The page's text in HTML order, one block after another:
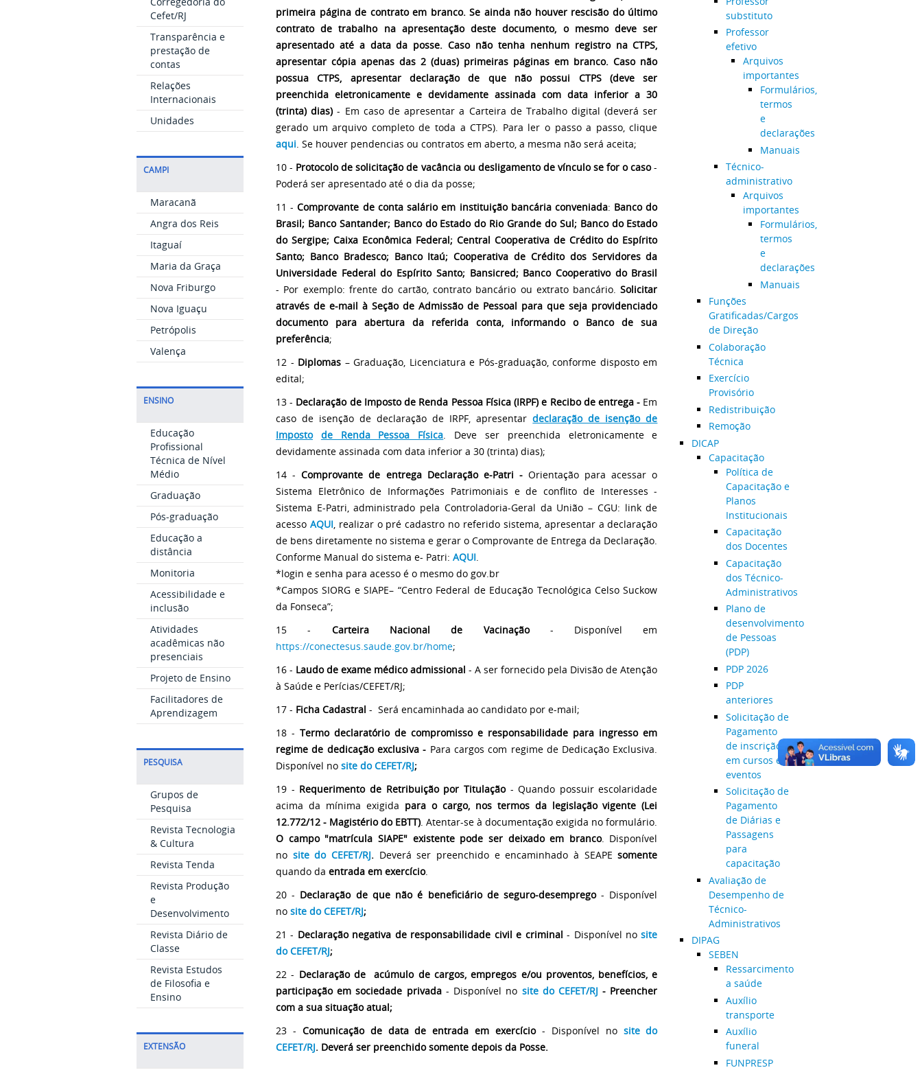
Cefet/RJ
Transparência e
prestação de
contas
Relações
Internacionais
Unidades
CAMPI
Maracanã
Angra dos Reis
Itaguaí
Maria da Graça
Nova Friburgo
Nova Iguaçu
Petrópolis
Valença
ENSINO
Educação
Profissional
Técnica de Nível
Médio
Graduação
Pós-graduação
Educação a
distância
Monitoria
Acessibilidade e
inclusão
Atividades
acadêmicas não
presenciais
Projeto de Ensino
Facilitadores de
Aprendizagem
PESQUISA
Grupos de
Pesquisa
Revista Tecnologia
& Cultura
Revista Tenda
Revista Produção
e
Desenvolvimento
Revista Diário de
Classe
Revista Estudos
de Filosofia e
Ensino
EXTENSÃO
primeira página de contrato em branco. Se ainda não houver rescisão do último
contrato de trabalho na apresentação deste documento, o mesmo deve ser
apresentado até a data da posse. Caso não tenha nenhum registro na CTPS,
apresentar cópia apenas das 2 (duas) primeiras páginas em branco. Caso não
possua CTPS, apresentar declaração de que não possui CTPS (deve ser
preenchida eletronicamente e devidamente assinada com data inferior a 30
(trinta) dias)- Em caso de apresentar a Carteira de Trabalho digital (deverá ser
gerado um arquivo completo de toda a CTPS). Para ler o passo a passo, clique
aqui. Se houver pendencias ou contratos em aberto, a mesma não será aceita;
10 - Protocolo de solicitação de vacância ou desligamento de vínculo se for o caso-
Poderá ser apresentado até o dia da posse;
11 -Comprovante de conta­ salário em instituição bancária conveniada: Banco do
Brasil; Banco Santander; Banco do Estado do Rio Grande do Sul; Banco do Estado
do Sergipe; Caixa Econômica Federal; Central Cooperativa de Crédito do Espírito
Santo; Banco Bradesco; Banco Itaú; Cooperativa de Crédito dos Servidores da
Universidade Federal do Espírito Santo; Bansicred; Banco Cooperativo do Brasil
- Por exemplo: frente do cartão, contrato bancário ou extrato bancário.Solicitar
através de e-mail à Seção de Admissão de Pessoal para que seja providenciado
documento para abertura da referida conta, informando o Banco de sua
preferência;
12 - Diplomas – Graduação, Licenciatura e Pós-­graduação, conforme disposto em
edital;
13 - Declaração de Imposto de Renda Pessoa Física (IRPF) e Recibo de entrega - Em
caso de isenção de declaração de IRPF, apresentardeclaração de isenção de
Imposto
de Renda Pessoa Física. Deve ser preenchida eletronicamente e
devidamente assinada com data inferior a 30 (trinta) dias);
14 -Comprovante de entrega Declaração e­-Patri -Orientação para acessar o
Sistema Eletrônico de Informações Patrimoniais e de conﬂito de Interesses ­
Sistema E­-Patri, administrado pela Controladoria-­Geral da União – CGU: link de
acesso AQUI, realizar o pré cadastro no referido sistema, apresentar a declaração
de bens diretamente no sistema e gerar o Comprovante de Entrega da Declaração.
Conforme Manual do sistema e- ­Patri: AQUI.
*login e senha para acesso é o mesmo do gov.br
*Campos SIORG e SIAPE– “Centro Federal de Educação Tecnológica Celso Suckow
da Fonseca”;
15 - Carteira Nacional de Vacinação- Disponível em
https://conectesus.saude.gov.br/home;
16 - Laudo de exame médico admissional - A ser fornecido pela Divisão de Atenção
à Saúde e Perícias/CEFET/RJ;
17 - Ficha Cadastral - Será encaminhada ao candidato por e-mail;
18 -Termo declaratório de compromisso e responsabilidade para ingresso em
regime de dedicação exclusiva - Para cargos com regime de Dedicação Exclusiva.
Disponível no site do CEFET/RJ;
19 - Requerimento de Retribuição por Titulação- Quando possuir escolaridade
acima da mínima exigida para o cargo, nos termos da legislação vigente (Lei
12.772/12 - Magistério do EBTT). Atentar-­se à documentação exigida no formulário.
O campo "matrícula SIAPE" existente pode ser deixado em branco. Disponível
no site do CEFET/RJ. Deverá ser preenchido e encaminhado à SEAPEsomente
quando da entrada em exercício.
20 - Declaração de que não é beneficiário de seguro-­desemprego- Disponível
no site do CEFET/RJ;
21 - Declaração negativa de responsabilidade civil e criminal- Disponível no site
do CEFET/RJ;
22 - Declaração de acúmulo de cargos, empregos e/ou proventos, benefícios, e
participação em sociedade privada- Disponível no site do CEFET/RJ - Preencher
com a sua situação atual;
23 - Comunicação de data de entrada em exercício- Disponível no site do
CEFET/RJ. Deverá ser preenchido somente depois da Posse.
substituto
Professor
efetivo
Arquivos
importantes
Formulários,
termos
e
declarações
Manuais
Técnico-
administrativo
Arquivos
importantes
Formulários,
termos
e
declarações
Manuais
Funções
Gratificadas/Cargos
de Direção
Colaboração
Técnica
Exercício
Provisório
Redistribuição
Remoção
DICAP
Capacitação
Política de
Capacitação e
Planos
Institucionais
Capacitação
dos Docentes
Capacitação
dos Técnico-
Administrativos
Plano de
desenvolvimento
de Pessoas
(PDP)
PDP 2026
PDP
anteriores
Solicitação de
Pagamento
de inscrição
em cursos e
eventos
Solicitação de
Pagamento
de Diárias e
Passagens
para
capacitação
Avaliação de
Desempenho de
Técnico-
Administrativos
DIPAG
SEBEN
Ressarcimento
a saúde
Auxílio
transporte
Auxílio
funeral
FUNPRESP